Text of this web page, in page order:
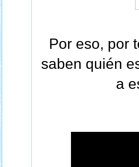
Por eso, por
saben quién
a